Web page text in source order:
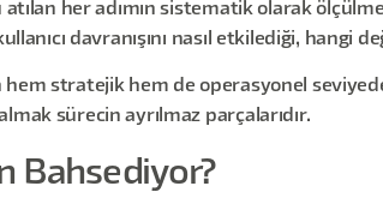
her adımın sistematik olarak
davranışını nasıl etkilediği,
stratejik hem de operasyonel
sürecin ayrılmaz parçalarıdır.
Bahsediyor?